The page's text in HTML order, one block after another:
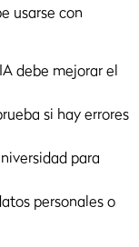
usarse con
debe mejorar el
si hay errores
para
personales o